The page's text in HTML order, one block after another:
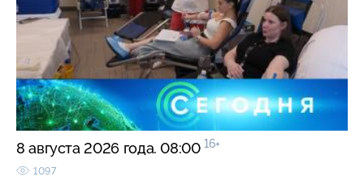
8 августа 2026 года. 08:00 16+
1097